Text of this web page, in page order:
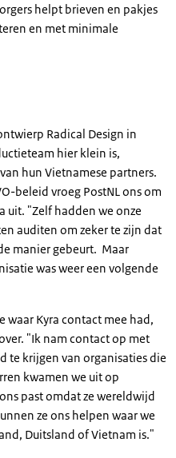
helpt brieven en pakjes
en met minimale
Radical Design in
hier klein is,
hun Vietnamese partners.
beleid vroeg PostNL ons om
uit. "Zelf hadden we onze
auditen om zeker te zijn dat
manier gebeurt. Maar
was weer een volgende
waar Kyra contact mee had,
"Ik nam contact op met
te krijgen van organisaties die
kwamen we uit op
past omdat ze wereldwijd
ze ons helpen waar we
Duitsland of Vietnam is."